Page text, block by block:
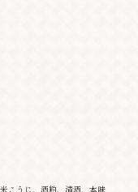
こうじ、酒粕、清酒、本味